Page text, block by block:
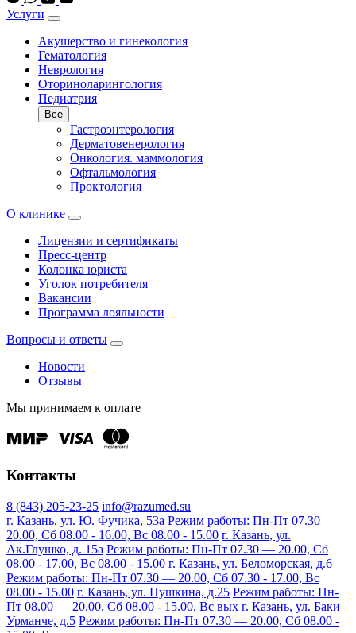
Услуги
Акушерство и гинекология
Гематология
Неврология
Оториноларингология
Педиатрия
Все
Гастроэнтерология
Дерматовенерология
Онкология. маммология
Офтальмология
Проктология
О клинике
Лицензии и сертификаты
Пресс-центр
Колонка юриста
Уголок потребителя
Вакансии
Программа лояльности
Вопросы и ответы
Новости
Отзывы
Мы принимаем к оплате
Контакты
8 (843) 205-23-25 info@razumed.su
г. Казань, ул. Ю. Фучика, 53а Режим работы: Пн-Пт 07.30 —
20.00, Сб 08.00 - 16.00, Вс 08.00 - 15.00 г. Казань, ул.
Ак.Глушко, д. 15а Режим работы: Пн-Пт 07.30 — 20.00, Сб
08.00 - 17.00, Вс 08.00 - 15.00 г. Казань, ул. Беломорская, д.6
Режим работы: Пн-Пт 07.30 — 20.00, Сб 07.30 - 17.00, Вс
08.00 - 15.00 г. Казань, ул. Пушкина, д.25 Режим работы: Пн-
Пт 08.00 — 20.00, Сб 08.00 - 15.00, Вс вых г. Казань, ул. Баки
Урманче, д.5 Режим работы: Пн-Пт 07.30 — 20.00, Сб 08.00 -